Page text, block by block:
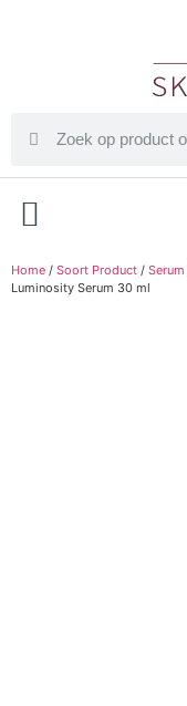
Home / Soort Product / Serum
Luminosity Serum 30 ml